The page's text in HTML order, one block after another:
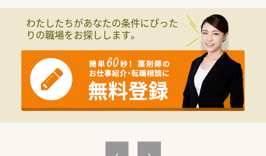
■社内交流も盛んで社員同士のコミュニケーションを大切にし
ています。
わたしたちがあなたの条件にぴった
りの職場をお探しします。